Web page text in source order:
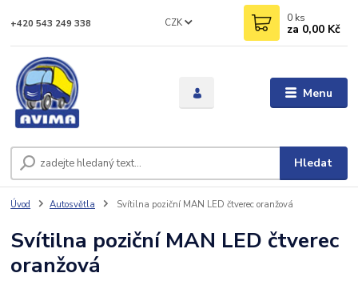
Menu
CZK
Hledat
+420 543 249 338 0 ks
za 0,00 Kč
Úvod Autosvětla Svítilna poziční MAN LED čtverec oranžová
Svítilna poziční MAN LED čtverec
oranžová